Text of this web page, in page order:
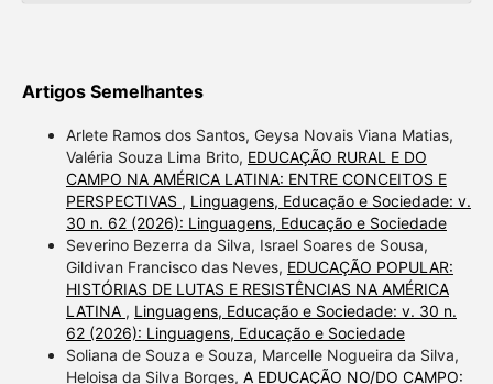
Artigos Semelhantes
Arlete Ramos dos Santos, Geysa Novais Viana Matias,
Valéria Souza Lima Brito, EDUCAÇÃO RURAL E DO
CAMPO NA AMÉRICA LATINA: ENTRE CONCEITOS E
PERSPECTIVAS , Linguagens, Educação e Sociedade: v.
30 n. 62 (2026): Linguagens, Educação e Sociedade
Severino Bezerra da Silva, Israel Soares de Sousa,
Gildivan Francisco das Neves, EDUCAÇÃO POPULAR:
HISTÓRIAS DE LUTAS E RESISTÊNCIAS NA AMÉRICA
LATINA , Linguagens, Educação e Sociedade: v. 30 n.
62 (2026): Linguagens, Educação e Sociedade
Soliana de Souza e Souza, Marcelle Nogueira da Silva,
Heloisa da Silva Borges, A EDUCAÇÃO NO/DO CAMPO: